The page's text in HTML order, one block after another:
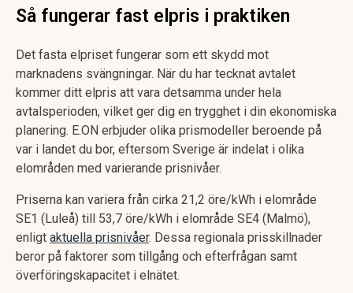
Så fungerar fast elpris i praktiken
Det fasta elpriset fungerar som ett skydd mot
marknadens svängningar. När du har tecknat avtalet
kommer ditt elpris att vara detsamma under hela
avtalsperioden, vilket ger dig en trygghet i din ekonomiska
planering. E.ON erbjuder olika prismodeller beroende på
var i landet du bor, eftersom Sverige är indelat i olika
elområden med varierande prisnivåer.
Priserna kan variera från cirka 21,2 öre/kWh i elområde
SE1 (Luleå) till 53,7 öre/kWh i elområde SE4 (Malmö),
enligt aktuella prisnivåer. Dessa regionala prisskillnader
beror på faktorer som tillgång och efterfrågan samt
överföringskapacitet i elnätet.